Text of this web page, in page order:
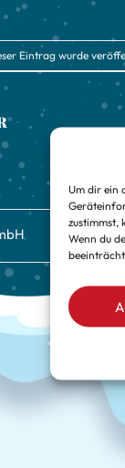
Um dir ein
zustimmst,
Wenn du
Eintrag wurde